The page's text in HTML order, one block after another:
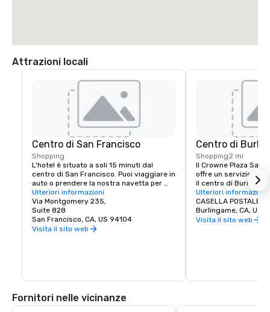
Attrazioni locali
Centro di San Francisco
Shopping
L'hotel è situato a soli 15 minuti dal
centro di San Francisco. Puoi viaggiare in
auto o prendere la nostra navetta per
BART (Bay Area Rapid Transit) per
accedere alla destinazione più incredibile
di fama mondiale.
Ulteriori informazioni
Via Montgomery 235,
Suite 828
San Francisco, CA, US 94104
Visita il sito web
Centro di
Shopping2 mi
Il Crowne Plaza San
offre un servizio
il centro di
opzioni per lo
Ulteriori informazioni
CASELLA POSTALE
Burlingame, CA, US
Visita il sito web
Fornitori nelle vicinanze